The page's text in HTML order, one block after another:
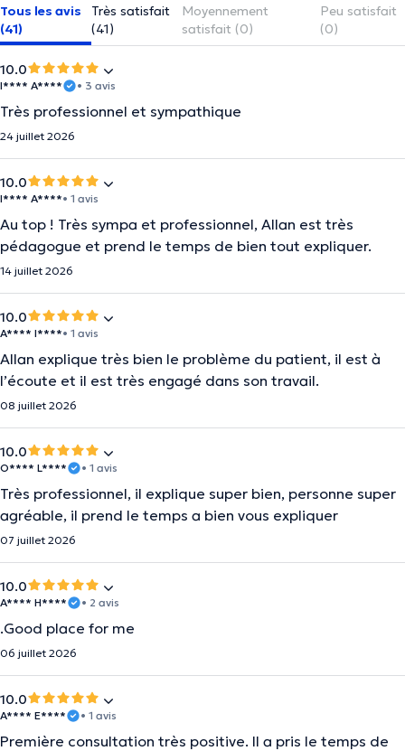
Tous les avis
(41)
Très satisfait
(41)
Moyennement
satisfait (0)
Peu satisfait
(0)
10.0
I**** A**** • 3 avis
Très professionnel et sympathique
24 juillet 2026
10.0
I**** A****• 1 avis
Au top ! Très sympa et professionnel, Allan est très
pédagogue et prend le temps de bien tout expliquer.
14 juillet 2026
10.0
A**** I****• 1 avis
Allan explique très bien le problème du patient, il est à
l’écoute et il est très engagé dans son travail.
08 juillet 2026
10.0
O**** L**** • 1 avis
Très professionnel, il explique super bien, personne super
agréable, il prend le temps a bien vous expliquer
07 juillet 2026
10.0
A**** H**** • 2 avis
.Good place for me
06 juillet 2026
10.0
A**** E**** • 1 avis
Première consultation très positive. Il a pris le temps de